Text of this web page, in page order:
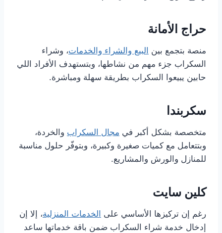
حراج الأمانة
منصة بتجمع بين البيع والشراء والخدمات، وشراء
السكراب جزء مهم من نشاطها، وبتستهدف الأفراد اللي
حابين يبيعوا السكراب بطريقة سهلة ومباشرة.
سكربندا
متخصصة بشكل أكبر في مجال السكراب والخردة،
وبتتعامل مع كميات صغيرة وكبيرة، وبتوفّر حلول مناسبة
للمنازل والورش والمشاريع.
كلين سايت
رغم إن تركيزها الأساسي على الخدمات المنزلية، إلا إن
إدخال خدمة شراء السكراب ضمن باقة خدماتها ساعد